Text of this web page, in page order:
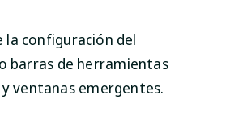
configuración del
barras de herramientas
ventanas emergentes.